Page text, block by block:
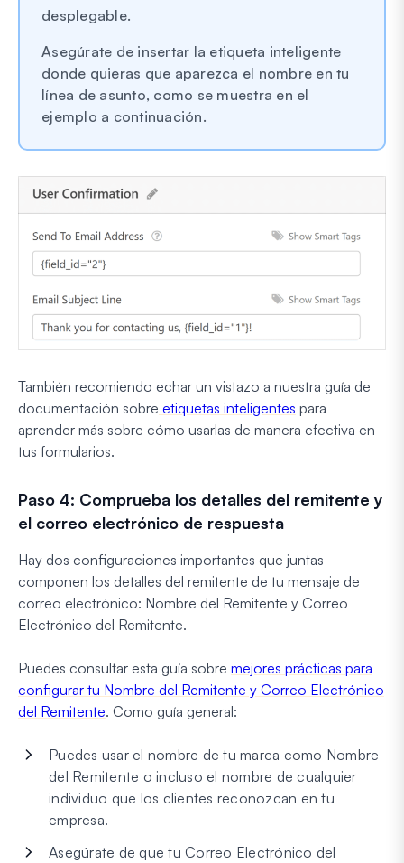
desplegable.
Asegúrate de insertar la etiqueta inteligente
donde quieras que aparezca el nombre en tu
línea de asunto, como se muestra en el
ejemplo a continuación.
También recomiendo echar un vistazo a nuestra guía de
documentación sobre etiquetas inteligentes para
aprender más sobre cómo usarlas de manera efectiva en
tus formularios.
Paso 4: Comprueba los detalles del remitente y
el correo electrónico de respuesta
Hay dos configuraciones importantes que juntas
componen los detalles del remitente de tu mensaje de
correo electrónico: Nombre del Remitente y Correo
Electrónico del Remitente.
Puedes consultar esta guía sobre mejores prácticas para
configurar tu Nombre del Remitente y Correo Electrónico
del Remitente. Como guía general:
Puedes usar el nombre de tu marca como Nombre
del Remitente o incluso el nombre de cualquier
individuo que los clientes reconozcan en tu
empresa.
Asegúrate de que tu Correo Electrónico del